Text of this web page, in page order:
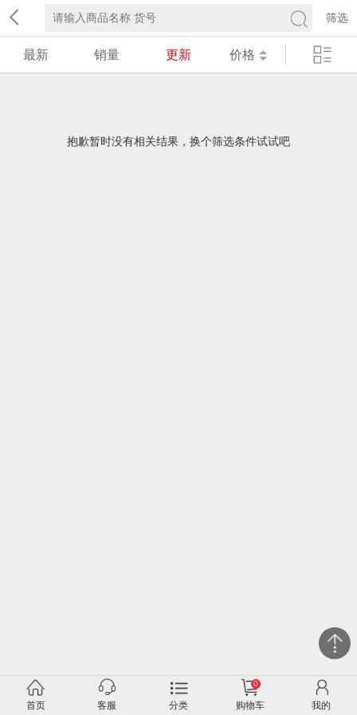
筛选
最新 销量 更新 价格
抱歉暂时没有相关结果，换个筛选条件试试吧
首页 客服 分类
0
购物车 我的
关闭